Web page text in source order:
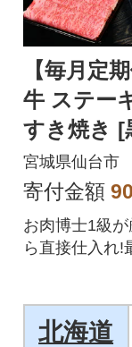
【毎月定
牛 ステー
すき焼き [
コース:3ヶ
宮城県仙台市
寄付金額
お肉博士1級
ら直接仕入れ!
北海道